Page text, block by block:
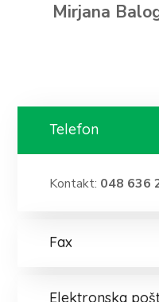
Mirjana
Telefon
Kontakt: 048 636
Fax
Elektronska